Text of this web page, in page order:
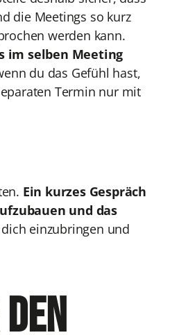
die Meetings so kurz
werden kann.
im selben Meeting
du das Gefühl hast,
Termin nur mit
Ein kurzes Gespräch
und das
einzubringen und